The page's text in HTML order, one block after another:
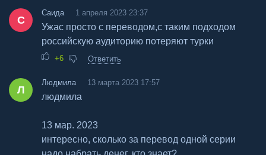
С
Саида 1 апреля 2023 23:37
Ужас просто с переводом,с таким подходом
российскую аудиторию потеряют турки
+6 Ответить
Л
Людмила 13 марта 2023 17:57
людмила
13 мар. 2023
интересно, сколько за перевод одной серии